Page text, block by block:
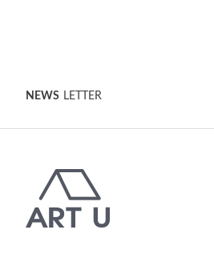
NEWS LETTER